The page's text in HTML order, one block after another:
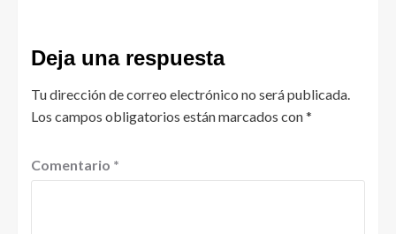
Deja una respuesta
Tu dirección de correo electrónico no será publicada.
Los campos obligatorios están marcados con*
Comentario *